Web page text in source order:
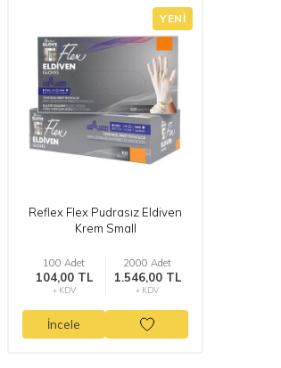
YENI
Reflex Flex Pudrasız Eldiven
Krem Small
100 Adet
104,00 TL
+ KDV
2000 Adet
1.546,00 TL
+ KDV
İncele